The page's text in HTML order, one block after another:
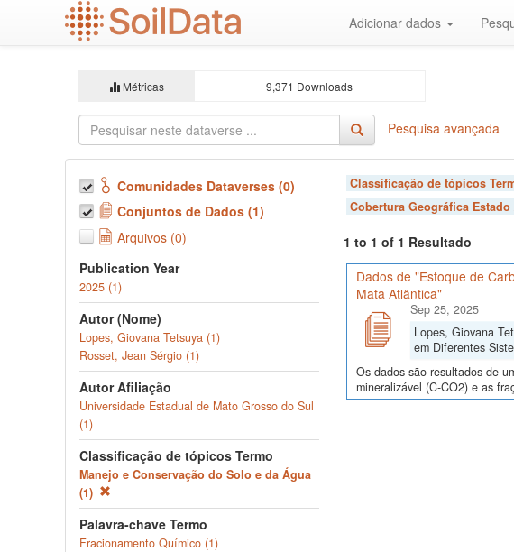
Adicionar dados
Métricas 9,371 Downloads
Pesquisa avançada
Comunidades Dataverses (0)
Conjuntos de Dados (1)
Arquivos (0)
Publication Year
2025 (1)
Autor (Nome)
Lopes, Giovana Tetsuya (1)
Rosset, Jean Sérgio (1)
Autor Afiliação
Universidade Estadual de Mato Grosso do Sul
(1)
Classificação de tópicos Termo
Manejo e Conservação do Solo e da Água
(1)
Palavra-chave Termo
Fracionamento Químico (1)
Classificação de tópicos
Cobertura Geográfica
1 to 1 of 1 Resultado
Dados de "Estoque de
Mata Atlântica"
Sep 25, 2025
Lopes, Giovana
em Diferentes
Os dados são resultados de
mineralizável (C-CO2) e as